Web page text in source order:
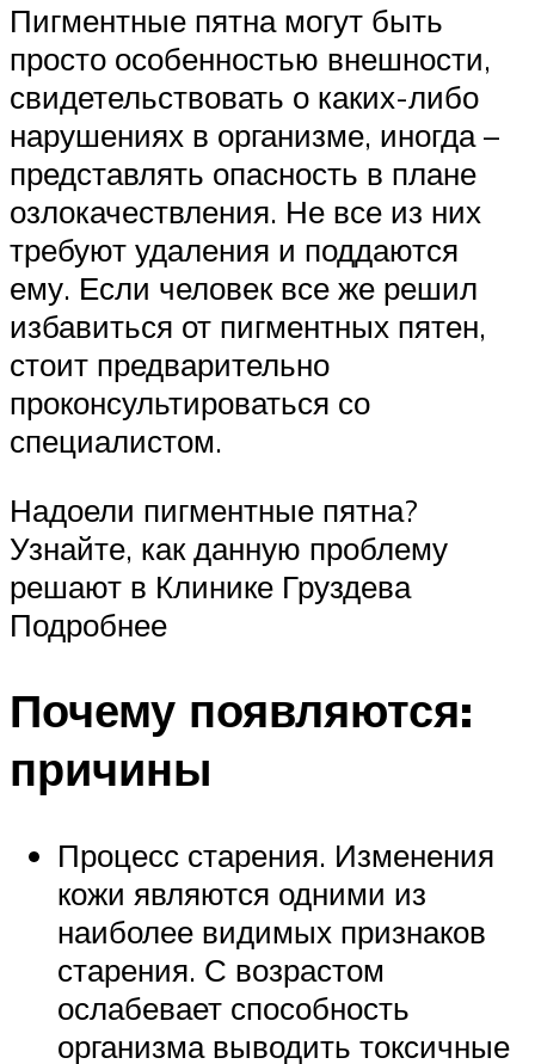
Пигментные пятна могут быть
просто особенностью внешности,
свидетельствовать о каких-либо
нарушениях в организме, иногда –
представлять опасность в плане
озлокачествления. Не все из них
требуют удаления и поддаются
ему. Если человек все же решил
избавиться от пигментных пятен,
стоит предварительно
проконсультироваться со
специалистом.
Надоели пигментные пятна?
Узнайте, как данную проблему
решают в Клинике Груздева
Подробнее
Почему появляются:
причины
Процесс старения. Изменения
кожи являются одними из
наиболее видимых признаков
старения. С возрастом
ослабевает способность
организма выводить токсичные